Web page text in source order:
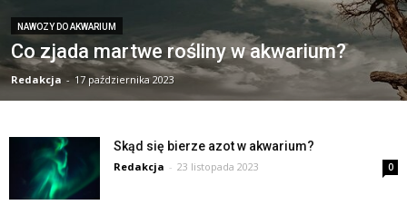
NAWOZY DO AKWARIUM
Co zjada martwe rośliny w akwarium?
Redakcja - 17 października 2023
Skąd się bierze azot w akwarium?
Redakcja - 23 listopada 2023 0